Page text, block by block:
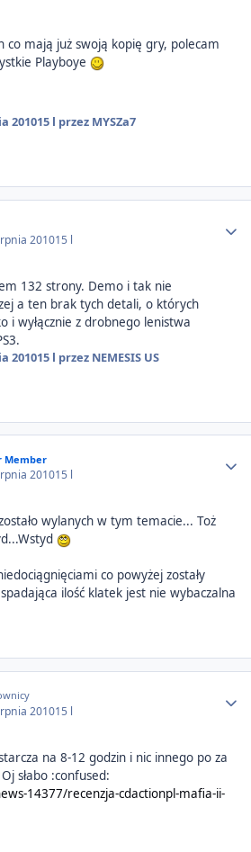
co mają już swoją kopię gry, polecam
Playboye
201015 l przez MYSZa7
201015 l
132 strony. Demo i tak nie
a ten brak tych detali, o których
i wyłącznie z drobnego lenistwa
201015 l przez NEMESIS US
Member
201015 l
wylanych w tym temacie... Toż
co powyżej zostały
ilość klatek jest nie wybaczalna
201015 l
na 8-12 godzin i nic innego po za
słabo :confused:
14377/recenzja-cdactionpl-mafia-ii-